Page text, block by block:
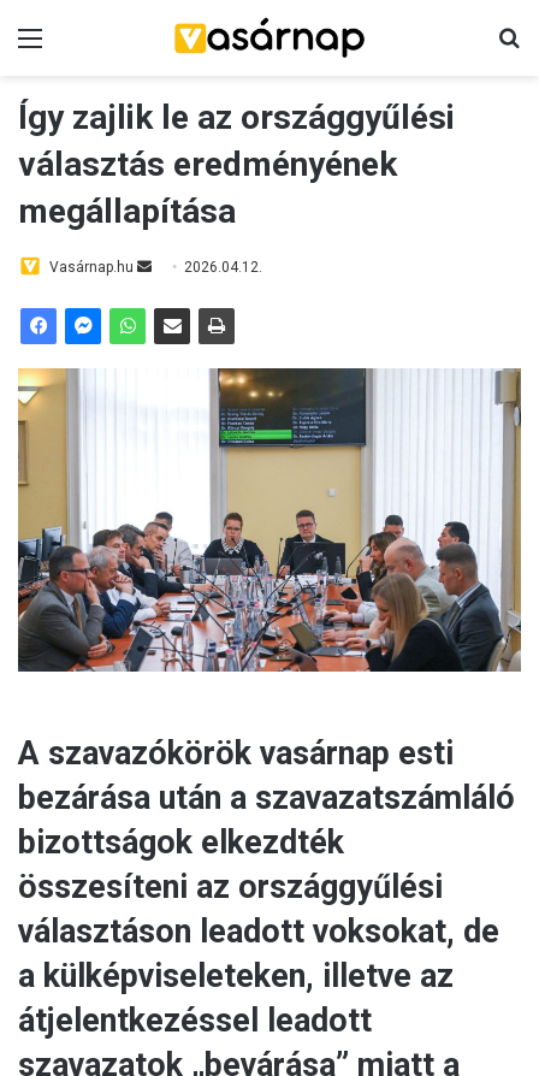
Így zajlik le az országgyűlési
választás eredményének
megállapítása
Vasárnap.hu
i
l
2026.04.12.
A szavazókörök vasárnap esti
bezárása után a szavazatszámláló
bizottságok elkezdték
összesíteni az országgyűlési
választáson leadott voksokat, de
a külképviseleteken, illetve az
átjelentkezéssel leadott
szavazatok „bevárása” miatt a